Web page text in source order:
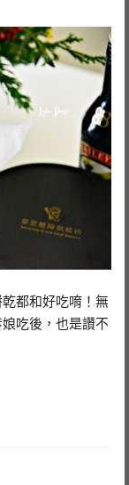
都和好吃唷！無
吃後，也是讚不